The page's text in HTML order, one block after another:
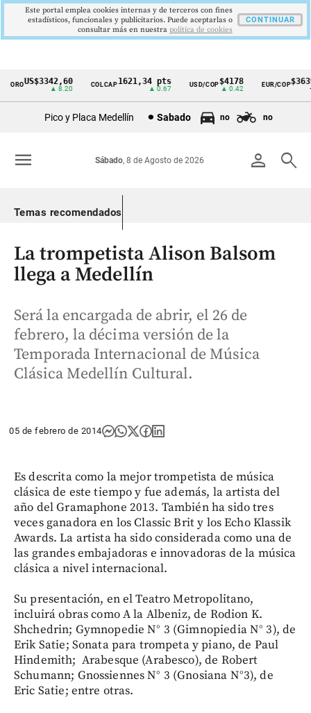
Cintillo
Colombia
OROUS$3342,60
▲ 8.20
COLCAP1621,34 pts
▲ 0.67
USD/COP$4178
▲ 0.42
EUR/COP$3639
Pico y Placa Medellín Sabado no no
person search
Sábado, 8 de Agosto de 2026
menu
Temas recomendados
La trompetista Alison Balsom
llega a Medellín
Será la encargada de abrir, el 26 de
febrero, la décima versión de la
Temporada Internacional de Música
Clásica Medellín Cultural.
05 de febrero de 2014
Es descrita como la mejor trompetista de música
clásica de este tiempo y fue además, la artista del
año del Gramaphone 2013. También ha sido tres
veces ganadora en los Classic Brit y los Echo Klassik
Awards. La artista ha sido considerada como una de
las grandes embajadoras e innovadoras de la música
clásica a nivel internacional.
Su presentación, en el Teatro Metropolitano,
incluirá obras como A la Albeniz, de Rodion K.
Shchedrin; Gymnopedie N° 3 (Gimnopiedia N° 3), de
Erik Satie; Sonata para trompeta y piano, de Paul
Hindemith; Arabesque (Arabesco), de Robert
Schumann; Gnossiennes N° 3 (Gnosiana N°3), de
Eric Satie; entre otras.
Este portal emplea cookies internas y de terceros con fines
estadísticos, funcionales y publicitarios. Puede aceptarlas o
consultar más en nuestra politica de cookies
CONTINUAR